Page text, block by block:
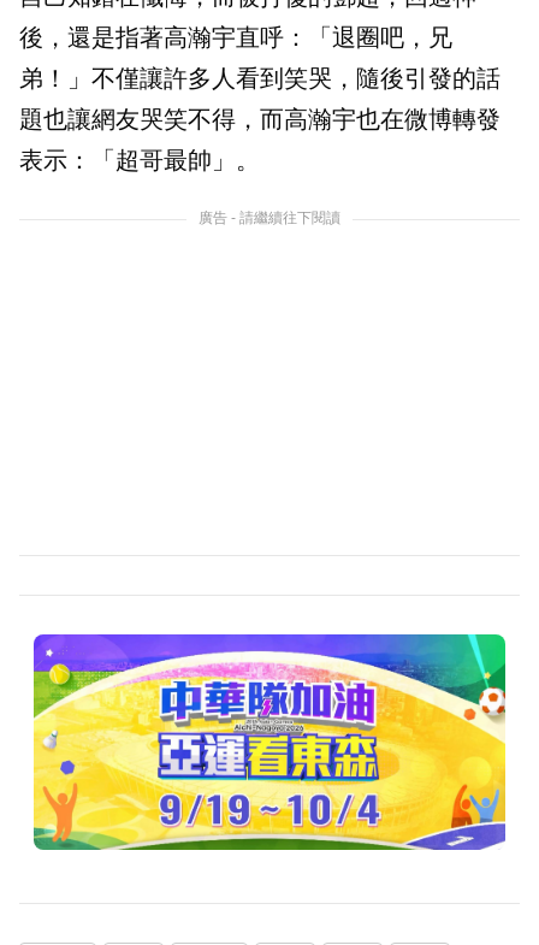
後，還是指著高瀚宇直呼：「退圈吧，兄
弟！」不僅讓許多人看到笑哭，隨後引發的話
題也讓網友哭笑不得，而高瀚宇也在微博轉發
表示：「超哥最帥」。
廣告 - 請繼續往下閱讀